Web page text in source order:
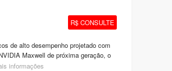
R$ CONSULTE
de alto desempenho projetado com
Maxwell de próxima geração, o
informações